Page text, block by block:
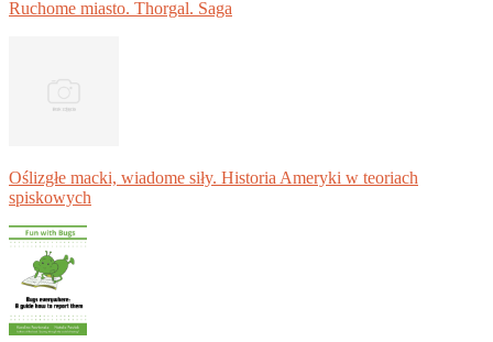
Ruchome miasto. Thorgal. Saga
Oślizgłe macki, wiadome siły. Historia Ameryki w teoriach
spiskowych